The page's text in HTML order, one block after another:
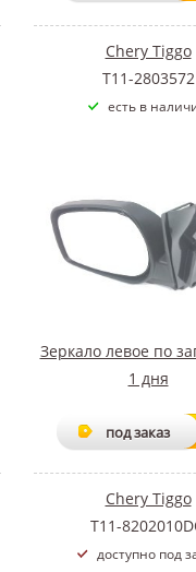
Chery Tiggo
T11-2803572
есть в
Зеркало левое по
1 дня
под заказ
Chery Tiggo
T11-
доступно под